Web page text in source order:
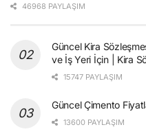
46968 PAYLAŞIM
Güncel Kira
ve İş Yeri İçin | Kira
15747 PAYLAŞIM
Güncel Çimento
13600 PAYLAŞIM